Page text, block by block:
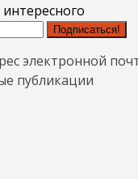
Подписаться!
электронной
публикации